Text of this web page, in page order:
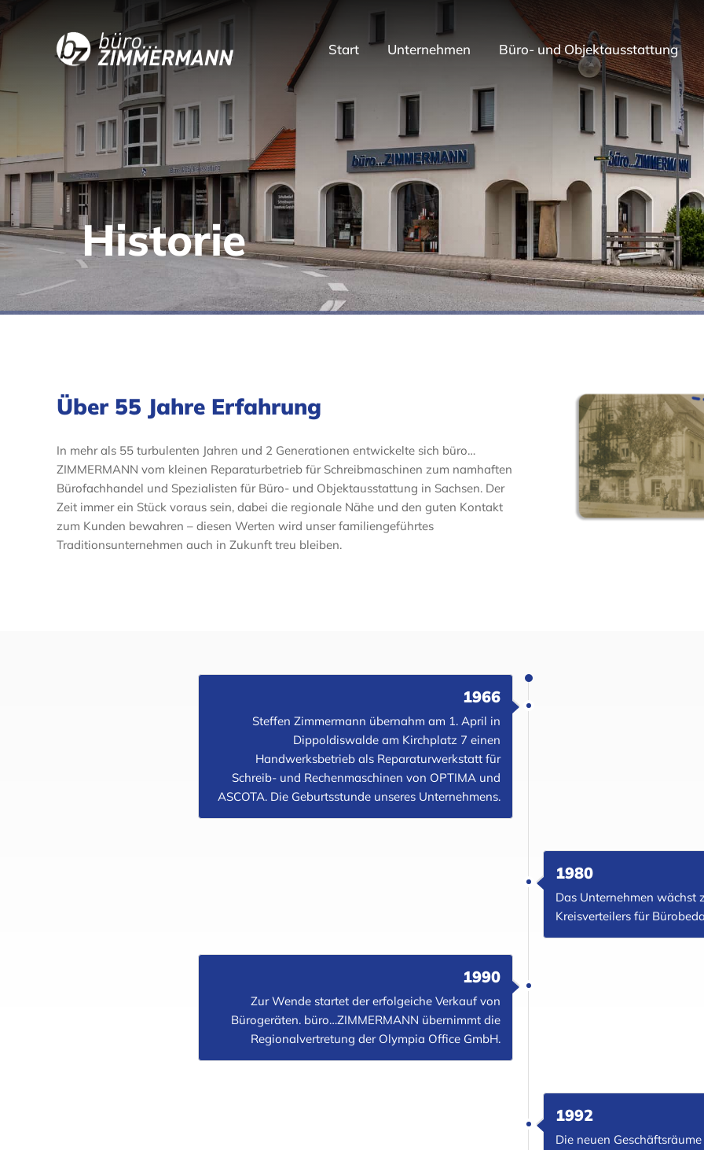
Start Unternehmen Büro- und Objektausstattung
Historie
Über 55 Jahre Erfahrung
In mehr als 55 turbulenten Jahren und 2 Generationen entwickelte sich büro…
ZIMMERMANN vom kleinen Reparaturbetrieb für Schreibmaschinen zum namhaften
Bürofachhandel und Spezialisten für Büro- und Objektausstattung in Sachsen. Der
Zeit immer ein Stück voraus sein, dabei die regionale Nähe und den guten Kontakt
zum Kunden bewahren – diesen Werten wird unser familiengeführtes
Traditionsunternehmen auch in Zukunft treu bleiben.
1966
Steffen Zimmermann übernahm am 1. April in
Dippoldiswalde am Kirchplatz 7 einen
Handwerksbetrieb als Reparaturwerkstatt für
Schreib- und Rechenmaschinen von OPTIMA und
ASCOTA. Die Geburtsstunde unseres Unternehmens.
1980
Das Unternehmen wächst
Kreisverteilers für
1990
Zur Wende startet der erfolgeiche Verkauf von
Bürogeräten. büro…ZIMMERMANN übernimmt die
Regionalvertretung der Olympia Office GmbH.
1992
Die neuen